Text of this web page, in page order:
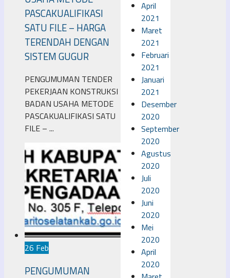
April
2021
Maret
2021
Februari
2021
Januari
2021
Desember
2020
September
2020
Agustus
2020
Juli
2020
Juni
2020
Mei
2020
April
2020
PASCAKUALIFIKASI
SATU FILE – HARGA
TERENDAH DENGAN
SISTEM GUGUR
PENGUMUMAN TENDER
PEKERJAAN KONSTRUKSI
BADAN USAHA METODE
PASCAKUALIFIKASI SATU
FILE – ...
26 Feb
PENGUMUMAN